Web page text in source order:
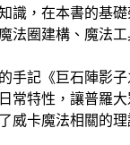
識，在本書的基
法圈建構、魔法
手記《巨石陣影
常特性，讓普羅大
威卡魔法相關的